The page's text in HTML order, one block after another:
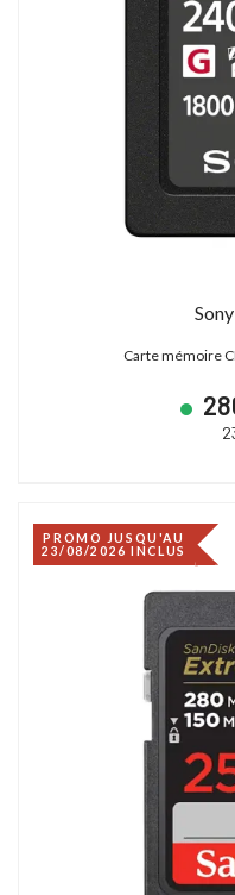
Carte mémoire
PROMO JUSQU'AU
23/08/2026 INCLUS